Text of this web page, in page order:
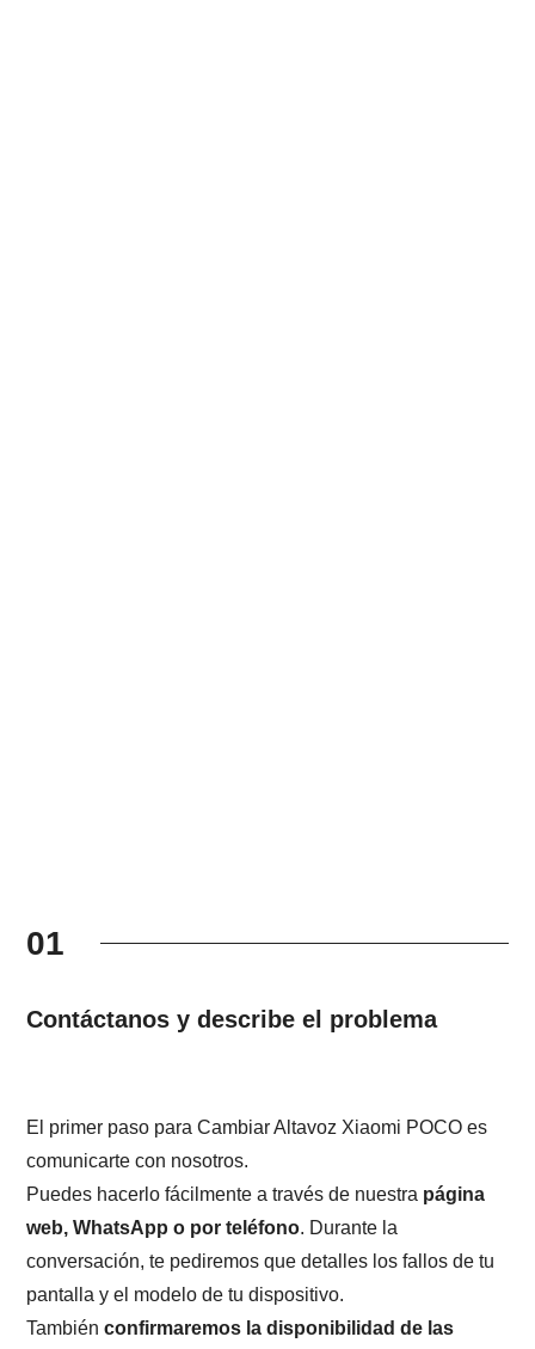
01
Contáctanos y describe el problema
El primer paso para Cambiar Altavoz Xiaomi POCO es
comunicarte con nosotros.
Puedes hacerlo fácilmente a través de nuestra página
web, WhatsApp o por teléfono. Durante la
conversación, te pediremos que detalles los fallos de tu
pantalla y el modelo de tu dispositivo.
Tambiénconfirmaremos la disponibilidad de las